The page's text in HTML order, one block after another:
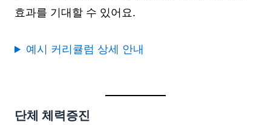
효과를 기대할 수 있어요.
예시 커리큘럼 상세 안내
단체 체력증진